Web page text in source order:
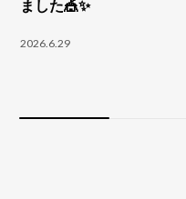
2026.6.29